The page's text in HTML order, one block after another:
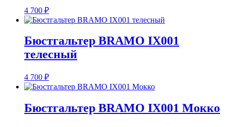
4 700 ₽
Бюстгальтер BRAMO IX001
телесный
4 700 ₽
Бюстгальтер BRAMO IX001 Мокко